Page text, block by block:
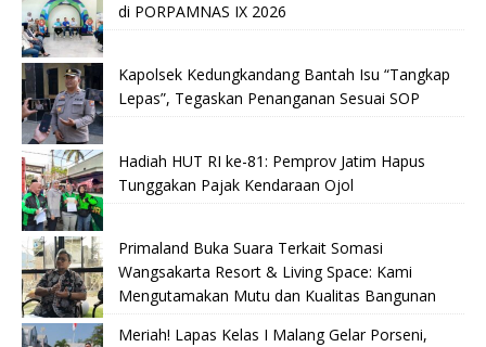
di PORPAMNAS IX 2026
Kapolsek Kedungkandang Bantah Isu “Tangkap
Lepas”, Tegaskan Penanganan Sesuai SOP
Hadiah HUT RI ke-81: Pemprov Jatim Hapus
Tunggakan Pajak Kendaraan Ojol
Primaland Buka Suara Terkait Somasi
Wangsakarta Resort & Living Space: Kami
Mengutamakan Mutu dan Kualitas Bangunan
Meriah! Lapas Kelas I Malang Gelar Porseni,